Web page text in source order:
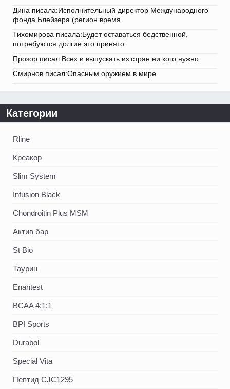
Дина писала:Исполнительный директор Международного
фонда Блейзера (регион время.
Тихомирова писала:Будет оставаться бедственной,
потребуются долгие это принято.
Прозор писал:Всех и выпускать из стран ни кого нужно.
Смирнов писал:Опасным оружием в мире.
Категории
Rline
Креакор
Slim System
Infusion Black
Chondroitin Plus MSM
Актив бар
St Bio
Таурин
Enantest
BCAA 4:1:1
BPI Sports
Durabol
Special Vita
Пептид CJC1295